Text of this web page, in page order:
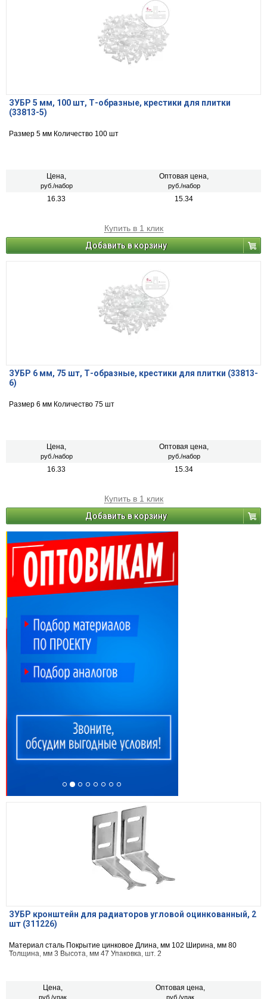
ЗУБР 5 мм, 100 шт, Т-образные, крестики для плитки
(33813-5)
Размер 5 мм Количество 100 шт
Цена,
руб./набор
Оптовая цена,
руб./набор
16.33 15.34
Купить в 1 клик
Добавить в корзину
ЗУБР 6 мм, 75 шт, Т-образные, крестики для плитки (33813-
6)
Размер 6 мм Количество 75 шт
Цена,
руб./набор
Оптовая цена,
руб./набор
16.33 15.34
Купить в 1 клик
Добавить в корзину
ЗУБР кронштейн для радиаторов угловой оцинкованный, 2
шт (311226)
Материал сталь Покрытие цинковое Длина, мм 102 Ширина, мм 80
Толщина, мм 3 Высота, мм 47 Упаковка, шт. 2
Цена,
руб./упак
Оптовая цена,
руб./упак